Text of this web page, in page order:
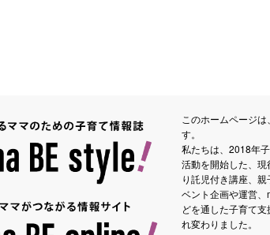
このホームページ
す。
私たちは、2018年
活動を開始した、
り託児付き講座、
ベント企画や運営
どを通した子育て
れ変わりました。